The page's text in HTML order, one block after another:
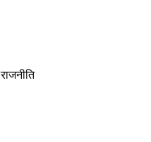
राजनीति